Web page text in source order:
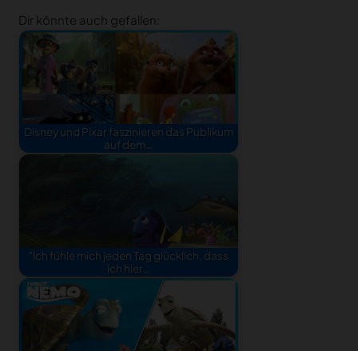
Dir könnte auch gefallen:
Disney und Pixar faszinieren das Publikum
auf dem…
"Ich fühle mich jeden Tag glücklich, dass
ich hier…